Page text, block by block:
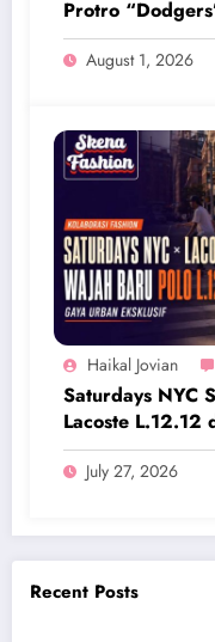
Protro
Agustus 2026
August 1, 2026
Haikal Jovian
Saturdays NYC
Lacoste L.12.12
Eksklusif
July 27, 2026
Recent Posts